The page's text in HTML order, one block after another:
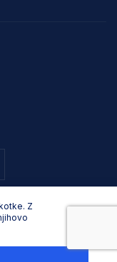
Z
Oblikovanje in